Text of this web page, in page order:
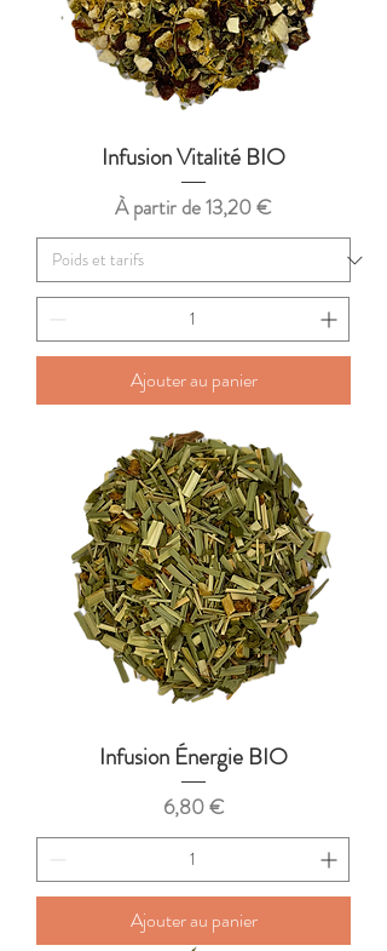
Infusion Vitalité BIO
À partir de13,20 €
Prix promotionnel
Ajouter au panier
Infusion Énergie BIO
Prix
6,80 €
Ajouter au panier